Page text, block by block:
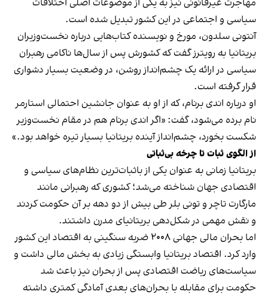
مهاجرت غیرقانونی نیز به یکی از موضوعات اصلی اختلافات
سیاسی و اجتماعی در این کشور تبدیل شده است.
آنتونی سلدون، مورخ و نویسنده کتاب‌هایی درباره نخست‌وزیران
بریتانیا به رویترز گفت که کشورش پس از سال‌ها ناکامی رهبران
سیاسی در ارائه یک چشم‌انداز روشن، در وضعیت بسیار دشواری
قرار گرفته است.
او درباره اندی برنام، که از او به عنوان جانشین احتمالی استارمر
نام برده می‌شود، گفت: «اگر اندی برنام هم در مقام نخست‌وزیر
شکست بخورد، چشم‌انداز آینده بریتانیا بسیار تیره خواهد بود.»
از الگوی ثبات تا چرخه بی‌ثباتی
بریتانیا زمانی به عنوان یکی از باثبات‌ترین نظام‌های سیاسی و
اقتصادی جهان شناخته می‌شد؛ کشوری که رهبرانی مانند
مارگارت تاچر و تونی بلر طی بیش از دو دهه بر آن حکومت کردند
و نقش مهمی در شکل‌دهی بریتانیای مدرن داشتند.
اما بحران مالی جهانی ۲۰۰۸ ضربه سنگینی به اقتصاد این کشور
وارد کرد. اقتصاد بریتانیا وابستگی زیادی به بخش مالی داشت و
سیاست‌های ریاضت اقتصادی پس از بحران نیز باعث شد
حکومت برای مقابله با بحران‌های بعدی آمادگی کمتری داشته